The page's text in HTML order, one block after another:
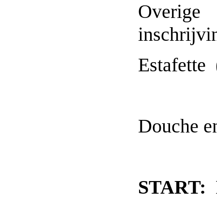
Estafette
Douche
START: